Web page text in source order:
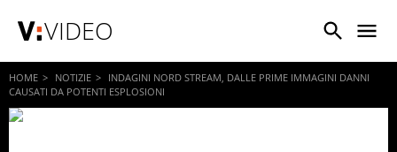
VIDEO
HOME NOTIZIE
INDAGINI NORD STREAM, DALLE PRIME IMMAGINI DANNI
CAUSATI DA POTENTI ESPLOSIONI